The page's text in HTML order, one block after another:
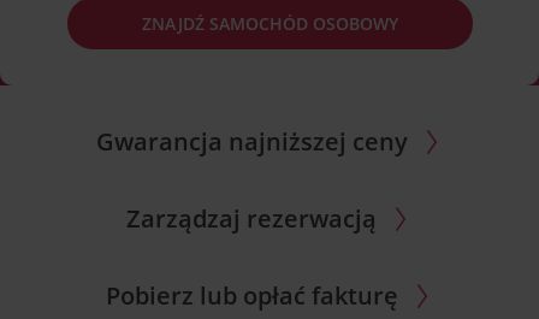
ZNAJDŹ SAMOCHÓD OSOBOWY
Gwarancja najniższej ceny
Zarządzaj rezerwacją
Pobierz lub opłać fakturę